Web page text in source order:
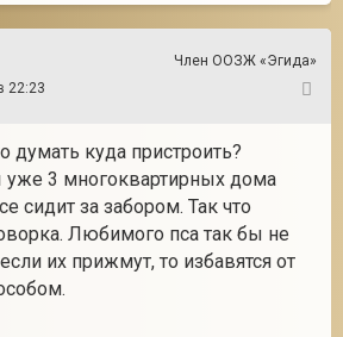
Член ООЗЖ «Эгида»
22:23
думать куда пристроить?
3 многоквартирных дома
сидит за забором. Так что
Любимого пса так бы не
их прижмут, то избавятся от